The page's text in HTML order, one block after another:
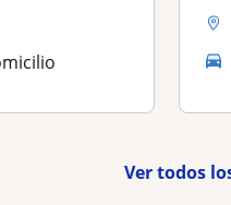
Ver todos